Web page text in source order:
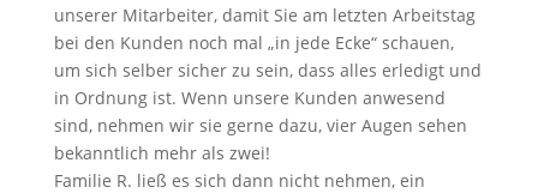
unserer Mitarbeiter, damit Sie am letzten Arbeitstag
bei den Kunden noch mal „in jede Ecke“ schauen,
um sich selber sicher zu sein, dass alles erledigt und
in Ordnung ist. Wenn unsere Kunden anwesend
sind, nehmen wir sie gerne dazu, vier Augen sehen
bekanntlich mehr als zwei!
Familie R. ließ es sich dann nicht nehmen, ein